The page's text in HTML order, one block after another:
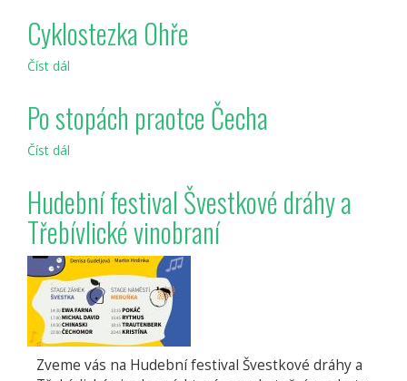
Řípu
Cyklostezka Ohře
Číst dál
Po stopách praotce Čecha
Číst dál
Čecha
Hudební festival Švestkové dráhy a
Třebívlické vinobraní
Zveme vás na Hudební festival Švestkové dráhy a